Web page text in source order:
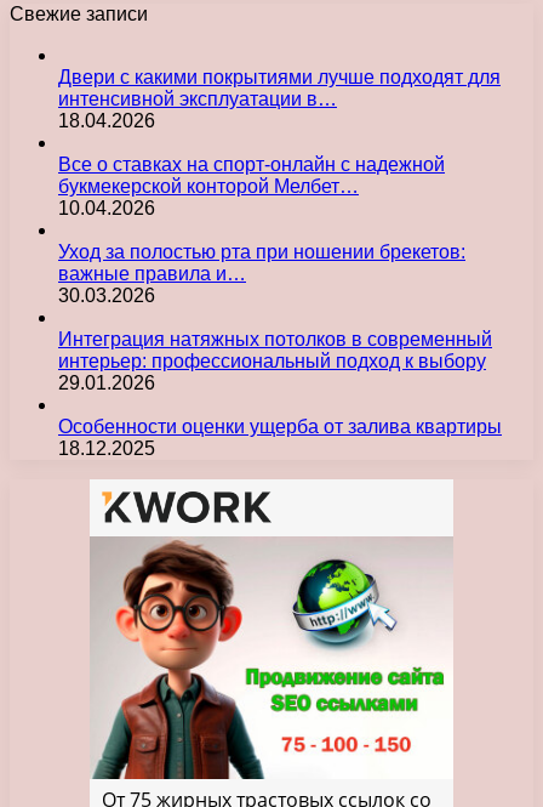
Свежие записи
Двери с какими покрытиями лучше подходят для
интенсивной эксплуатации в…
18.04.2026
Все о ставках на спорт-онлайн с надежной
букмекерской конторой Мелбет…
10.04.2026
Уход за полостью рта при ношении брекетов:
важные правила и…
30.03.2026
Интеграция натяжных потолков в современный
интерьер: профессиональный подход к выбору
29.01.2026
Особенности оценки ущерба от залива квартиры
18.12.2025